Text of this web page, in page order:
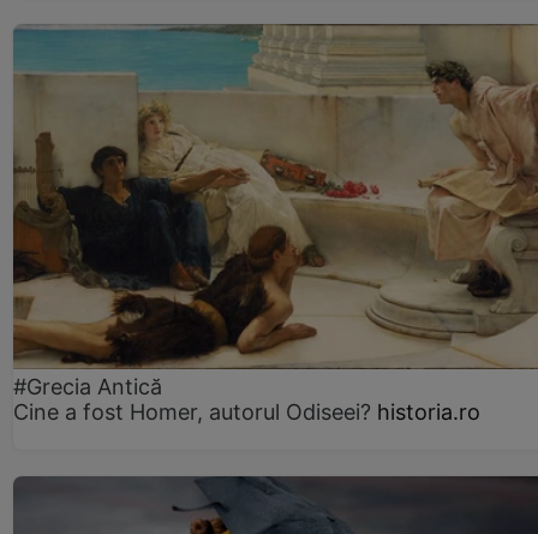
#Grecia Antică
Cine a fost Homer, autorul Odiseei? historia.ro